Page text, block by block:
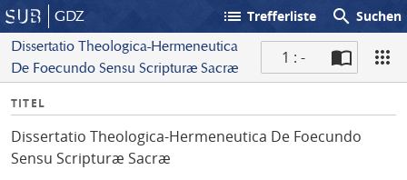
GDZ list Trefferliste search Suchen
Dissertatio Theologica-Hermeneutica
De Foecundo Sensu Scripturæ Sacræ
1 : -
I
f
o
TITEL
Dissertatio Theologica-Hermeneutica De Foecundo
Sensu Scripturæ Sacræ